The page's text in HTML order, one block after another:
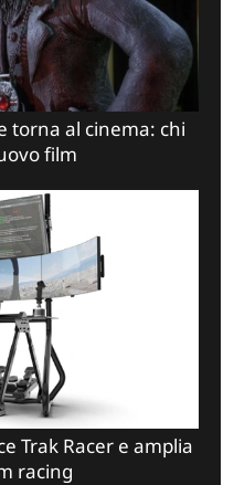
torna al cinema: chi
film
Trak Racer e amplia
racing